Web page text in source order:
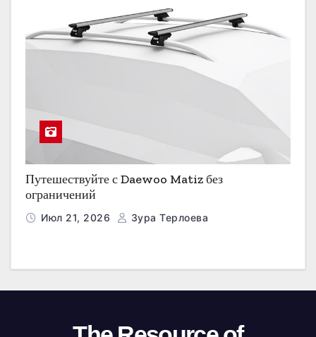
Путешествуйте с Daewoo Matiz без
ограничений
Июл 21, 2026 Зура Терлоева